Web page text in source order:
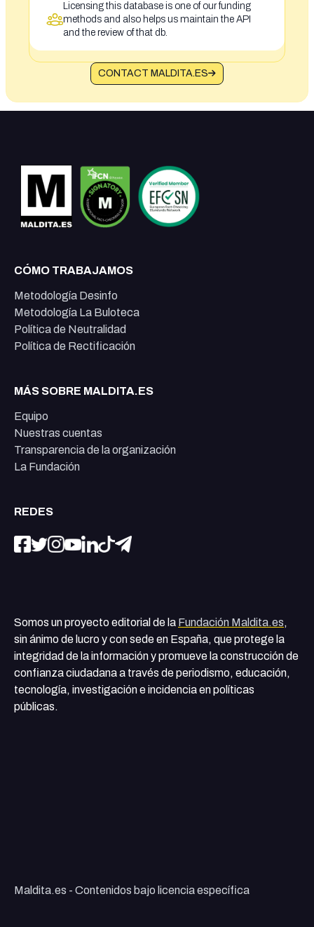
Licensing this database is one of our funding
methods and also helps us maintain the API
and the review of that db.
CONTACT MALDITA.ES
CÓMO TRABAJAMOS
Metodología Desinfo
Metodología La Buloteca
Política de Neutralidad
Política de Rectificación
MÁS SOBRE MALDITA.ES
Equipo
Nuestras cuentas
Transparencia de la organización
La Fundación
REDES
Somos un proyecto editorial de la Fundación Maldita.es,
sin ánimo de lucro y con sede en España, que protege la
integridad de la información y promueve la construcción de
confianza ciudadana a través de periodismo, educación,
tecnología, investigación e incidencia en políticas
públicas.
Maldita.es - Contenidos bajo licencia específica